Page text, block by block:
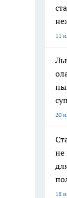
11
20
не
18